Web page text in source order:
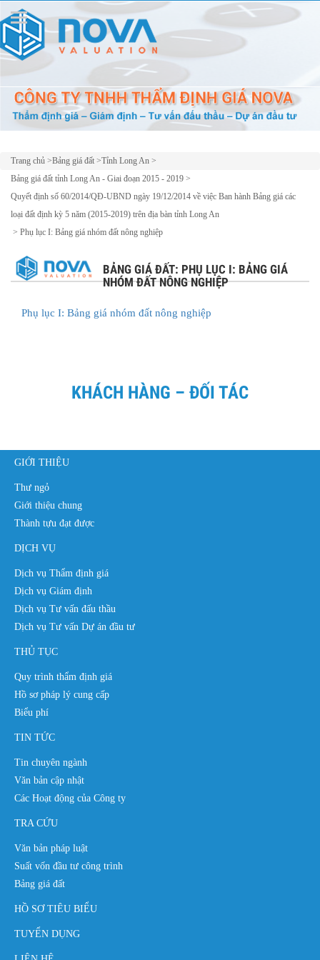
Trang chủ >Bảng giá đất >Tỉnh Long An >
Bảng giá đất tỉnh Long An - Giai đoạn 2015 - 2019 >
Quyết định số 60/2014/QĐ-UBND ngày 19/12/2014 về việc Ban hành Bảng giá các
loại đất định kỳ 5 năm (2015-2019) trên địa bàn tỉnh Long An
> Phụ lục I: Bảng giá nhóm đất nông nghiệp
BẢNG GIÁ ĐẤT: PHỤ LỤC I: BẢNG GIÁ
NHÓM ĐẤT NÔNG NGHIỆP
Phụ lục I: Bảng giá nhóm đất nông nghiệp
KHÁCH HÀNG – ĐỐI TÁC
GIỚI THIỆU
Thư ngỏ
Giới thiệu chung
Thành tựu đạt được
DỊCH VỤ
Dịch vụ Thẩm định giá
Dịch vụ Giám định
Dịch vụ Tư vấn đấu thầu
Dịch vụ Tư vấn Dự án đầu tư
THỦ TỤC
Quy trình thẩm định giá
Hồ sơ pháp lý cung cấp
Biểu phí
TIN TỨC
Tin chuyên ngành
Văn bản cập nhật
Các Hoạt động của Công ty
TRA CỨU
Văn bản pháp luật
Suất vốn đầu tư công trình
Bảng giá đất
HỒ SƠ TIÊU BIỂU
TUYỂN DỤNG